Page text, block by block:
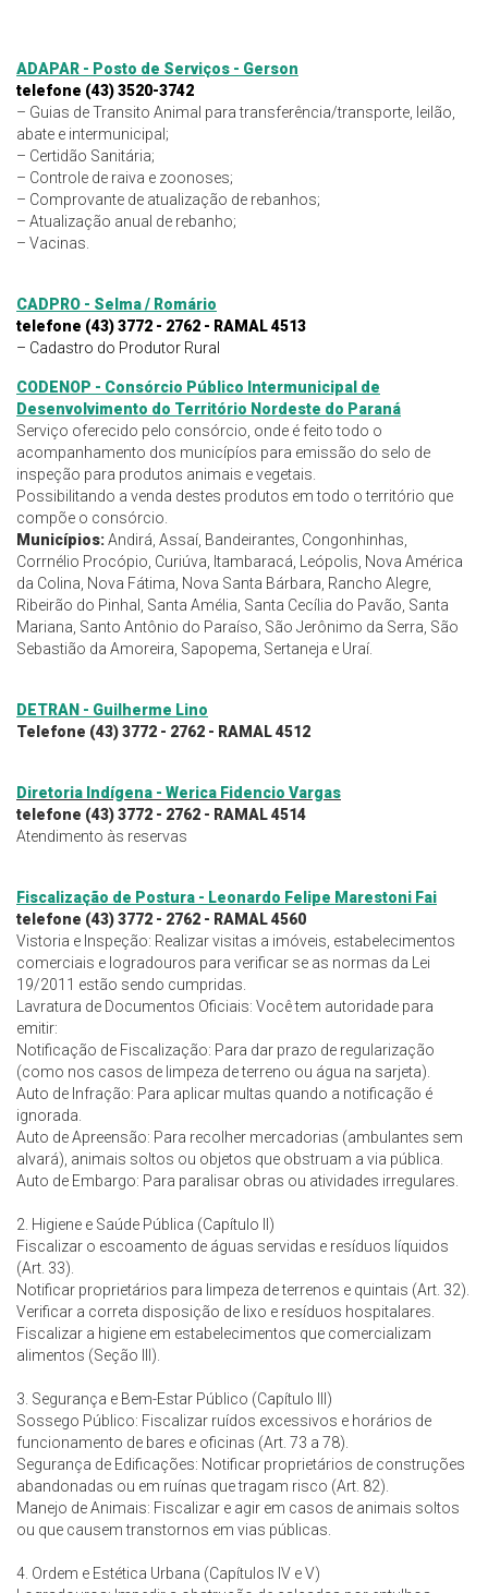
ADAPAR - Posto de Serviços - Gerson
telefone (43) 3520-3742
– Guias de Transito Animal para transferência/transporte, leilão,
abate e intermunicipal;
– Certidão Sanitária;
– Controle de raiva e zoonoses;
– Comprovante de atualização de rebanhos;
– Atualização anual de rebanho;
– Vacinas.
CADPRO - Selma / Romário
telefone (43) 3772 - 2762 - RAMAL 4513
– Cadastro do Produtor Rural
CODENOP - Consórcio Público Intermunicipal de
Desenvolvimento do Território Nordeste do Paraná
Serviço oferecido pelo consórcio, onde é feito todo o
acompanhamento dos municípíos para emissão do selo de
inspeção para produtos animais e vegetais.
Possibilitando a venda destes produtos em todo o território que
compõe o consórcio.
Municípios:Andirá, Assaí, Bandeirantes, Congonhinhas,
Corrnélio Procópio, Curiúva, Itambaracá, Leópolis, Nova América
da Colina, Nova Fátima, Nova Santa Bárbara, Rancho Alegre,
Ribeirão do Pinhal, Santa Amélia, Santa Cecília do Pavão, Santa
Mariana, Santo Antônio do Paraíso, São Jerônimo da Serra, São
Sebastião da Amoreira, Sapopema, Sertaneja e Uraí.
DETRAN - Guilherme Lino
Telefone (43) 3772 - 2762 - RAMAL 4512
Diretoria Indígena - Werica Fidencio Vargas
telefone (43) 3772 - 2762 - RAMAL 4514
Atendimento às reservas
Fiscalização de Postura - Leonardo Felipe Marestoni Fai
telefone (43) 3772 - 2762 - RAMAL 4560
Vistoria e Inspeção: Realizar visitas a imóveis, estabelecimentos
comerciais e logradouros para verificar se as normas da Lei
19/2011 estão sendo cumpridas.
Lavratura de Documentos Oficiais: Você tem autoridade para
emitir:
Notificação de Fiscalização: Para dar prazo de regularização
(como nos casos de limpeza de terreno ou água na sarjeta).
Auto de Infração: Para aplicar multas quando a notificação é
ignorada.
Auto de Apreensão: Para recolher mercadorias (ambulantes sem
alvará), animais soltos ou objetos que obstruam a via pública.
Auto de Embargo: Para paralisar obras ou atividades irregulares.
2. Higiene e Saúde Pública (Capítulo II)
Fiscalizar o escoamento de águas servidas e resíduos líquidos
(Art. 33).
Notificar proprietários para limpeza de terrenos e quintais (Art. 32).
Verificar a correta disposição de lixo e resíduos hospitalares.
Fiscalizar a higiene em estabelecimentos que comercializam
alimentos (Seção III).
3. Segurança e Bem-Estar Público (Capítulo III)
Sossego Público: Fiscalizar ruídos excessivos e horários de
funcionamento de bares e oficinas (Art. 73 a 78).
Segurança de Edificações: Notificar proprietários de construções
abandonadas ou em ruínas que tragam risco (Art. 82).
Manejo de Animais: Fiscalizar e agir em casos de animais soltos
ou que causem transtornos em vias públicas.
4. Ordem e Estética Urbana (Capítulos IV e V)